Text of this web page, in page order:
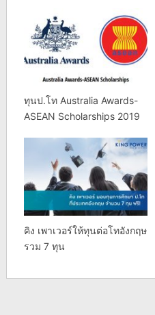
ทุนป.โท Australia Awards-
ASEAN Scholarships 2019
คิง เพาเวอร์ให้ทุนต่อโทอังกฤษ
รวม 7 ทุน